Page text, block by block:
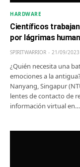
HARDWARE
Científicos
por lágrimas
SPIRITWARRIOR 21/09/2023
¿Quién necesita una
emociones a la
Nanyang, Singapur
lentes de contacto de
información virtual en…